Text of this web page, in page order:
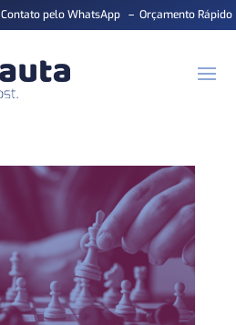
Contato pelo WhatsApp– Orçamento Rápido